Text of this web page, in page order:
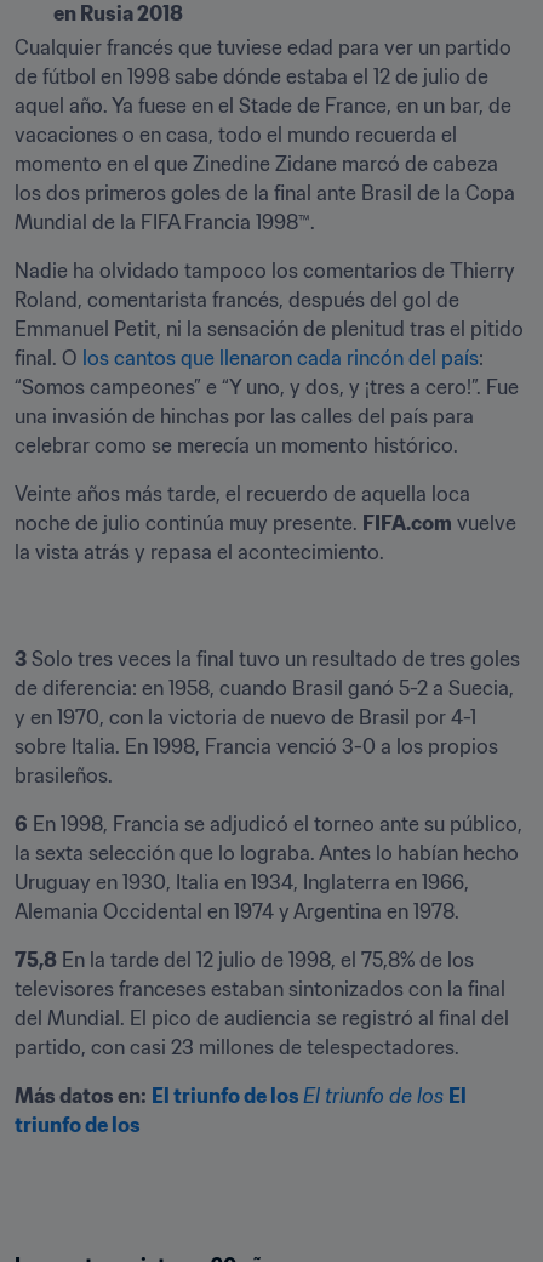
en Rusia 2018
Cualquier francés que tuviese edad para ver un partido
de fútbol en 1998 sabe dónde estaba el 12 de julio de
aquel año. Ya fuese en el Stade de France, en un bar, de
vacaciones o en casa, todo el mundo recuerda el
momento en el que Zinedine Zidane marcó de cabeza
los dos primeros goles de la final ante Brasil de la Copa
Mundial de la FIFA Francia 1998™.
Nadie ha olvidado tampoco los comentarios de Thierry
Roland, comentarista francés, después del gol de
Emmanuel Petit, ni la sensación de plenitud tras el pitido
final. O los cantos que llenaron cada rincón del país:
“Somos campeones” e “Y uno, y dos, y ¡tres a cero!”. Fue
una invasión de hinchas por las calles del país para
celebrar como se merecía un momento histórico.
Veinte años más tarde, el recuerdo de aquella loca
noche de julio continúa muy presente. FIFA.com vuelve
la vista atrás y repasa el acontecimiento.
3 Solo tres veces la final tuvo un resultado de tres goles
de diferencia: en 1958, cuando Brasil ganó 5-2 a Suecia,
y en 1970, con la victoria de nuevo de Brasil por 4-1
sobre Italia. En 1998, Francia venció 3-0 a los propios
brasileños.
6 En 1998, Francia se adjudicó el torneo ante su público,
la sexta selección que lo lograba. Antes lo habían hecho
Uruguay en 1930, Italia en 1934, Inglaterra en 1966,
Alemania Occidental en 1974 y Argentina en 1978.
75,8 En la tarde del 12 julio de 1998, el 75,8% de los
televisores franceses estaban sintonizados con la final
del Mundial. El pico de audiencia se registró al final del
partido, con casi 23 millones de telespectadores.
Más datos en: El triunfo de los El triunfo de los El
triunfo de los